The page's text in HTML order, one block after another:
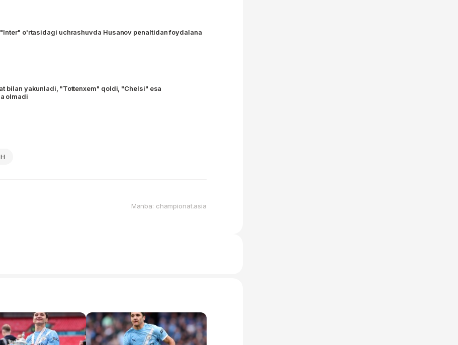
o'rtasidagi uchrashuvda Husanov penaltidan foydalana
bilan yakunladi, "Tottenxem" qoldi, "Chelsi" esa
olmadi
Manba: championat.asia